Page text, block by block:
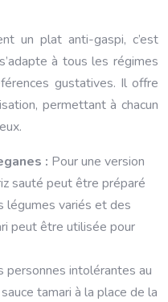
un plat anti-gaspi, c’est
à tous les régimes
gustatives. Il offre
permettant à chacun
: Pour une version
sauté peut être préparé
légumes variés et des
peut être utilisée pour
personnes intolérantes au
tamari à la place de la